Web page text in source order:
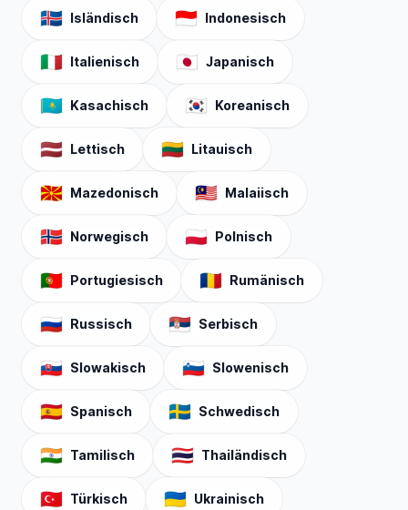
🇮🇸 Isländisch 🇮🇩 Indonesisch
🇮🇹 Italienisch 🇯🇵 Japanisch
🇰🇿 Kasachisch 🇰🇷 Koreanisch
🇱🇻 Lettisch 🇱🇹 Litauisch
🇲🇰 Mazedonisch 🇲🇾 Malaiisch
🇳🇴 Norwegisch 🇵🇱 Polnisch
🇵🇹 Portugiesisch 🇷🇴 Rumänisch
🇷🇺 Russisch 🇷🇸 Serbisch
🇸🇰 Slowakisch 🇸🇮 Slowenisch
🇪🇸 Spanisch 🇸🇪 Schwedisch
🇮🇳 Tamilisch 🇹🇭 Thailändisch
🇹🇷 Türkisch 🇺🇦 Ukrainisch